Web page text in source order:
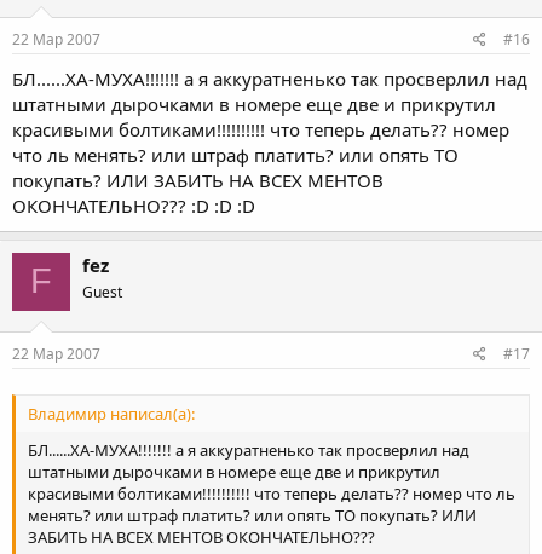
22 Мар 2007 #16
БЛ......ХА-МУХА!!!!!!! а я аккуратненько так просверлил над
штатными дырочками в номере еще две и прикрутил
красивыми болтиками!!!!!!!!!! что теперь делать?? номер
что ль менять? или штраф платить? или опять ТО
покупать? ИЛИ ЗАБИТЬ НА ВСЕХ МЕНТОВ
ОКОНЧАТЕЛЬНО??? :D :D :D
F fez
Guest
22 Мар 2007 #17
Владимир написал(а):
БЛ......ХА-МУХА!!!!!!! а я аккуратненько так просверлил над
штатными дырочками в номере еще две и прикрутил
красивыми болтиками!!!!!!!!!! что теперь делать?? номер что ль
менять? или штраф платить? или опять ТО покупать? ИЛИ
ЗАБИТЬ НА ВСЕХ МЕНТОВ ОКОНЧАТЕЛЬНО???